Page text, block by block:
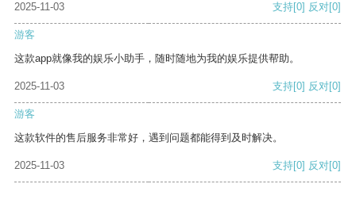
2025-11-03
支持[0] 反对[0]
游客
这款app就像我的娱乐小助手，随时随地为我的娱乐提供帮助。
2025-11-03 支持[0] 反对[0]
游客
这款软件的售后服务非常好，遇到问题都能得到及时解决。
2025-11-03 支持[0] 反对[0]